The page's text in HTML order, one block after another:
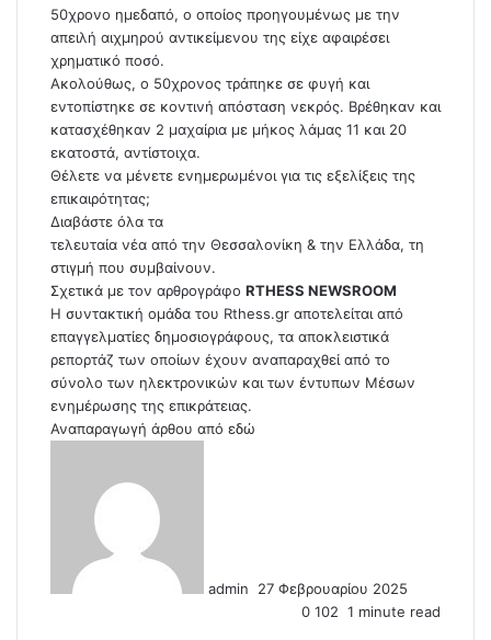
50χρονο ημεδαπό, ο οποίος προηγουμένως με την
απειλή αιχμηρού αντικείμενου της είχε αφαιρέσει
χρηματικό ποσό.
Ακολούθως, ο 50χρονος τράπηκε σε φυγή και
εντοπίστηκε σε κοντινή απόσταση νεκρός. Βρέθηκαν και
κατασχέθηκαν 2 μαχαίρια με μήκος λάμας 11 και 20
εκατοστά, αντίστοιχα.
Θέλετε να μένετε ενημερωμένοι για τις εξελίξεις της
επικαιρότητας;
Διαβάστε όλα τα
τελευταία νέα από την Θεσσαλονίκη & την Ελλάδα, τη
στιγμή που συμβαίνουν.
Σχετικά με τον αρθρογράφο RTHESS NEWSROOM
Η συντακτική ομάδα του Rthess.gr αποτελείται από
επαγγελματίες δημοσιογράφους, τα αποκλειστικά
ρεπορτάζ των οποίων έχουν αναπαραχθεί από το
σύνολο των ηλεκτρονικών και των έντυπων Μέσων
ενημέρωσης της επικράτειας.
Αναπαραγωγή άρθου από εδώ
admin
e
27 Φεβρουαρίου 2025
0 102 1 minute read